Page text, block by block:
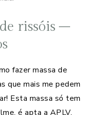
rissóis –
fazer massa de
que mais me pedem
Esta massa só tem
é apta a APLV,